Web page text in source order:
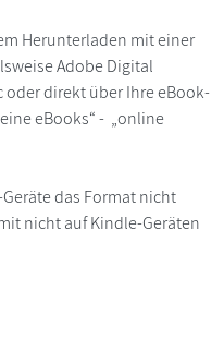
Herunterladen mit einer
Adobe Digital
oder direkt über Ihre eBook-
eBooks“ - „online
das Format nicht
nicht auf Kindle-Geräten